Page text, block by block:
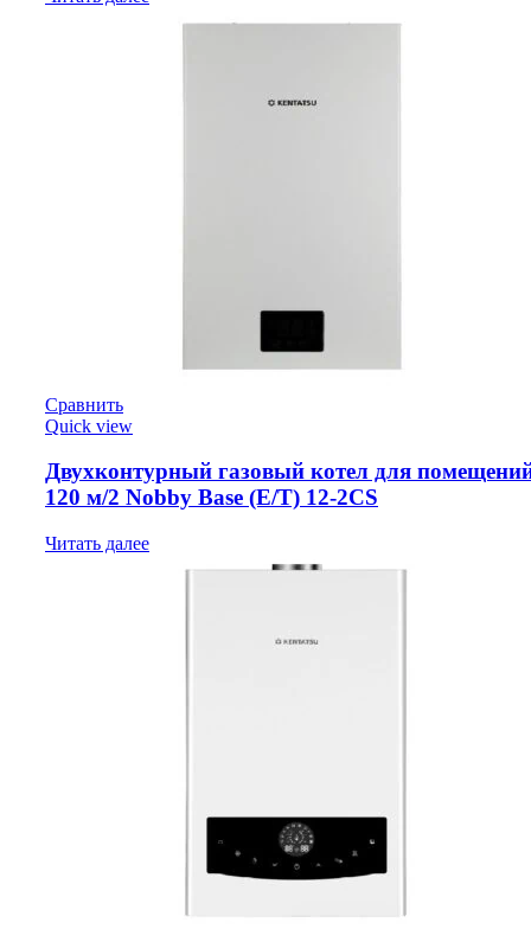
Сравнить
Quick view
Двухконтурный газовый котел для
120 м/2 Nobby Base (E/T) 12-2CS
Читать далее